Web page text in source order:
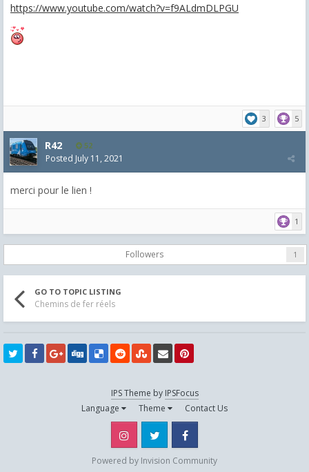
https://www.youtube.com/watch?v=f9ALdmDLPGU
3 5
R42 52
Posted July 11, 2021
merci pour le lien !
1
Followers 1
GO TO TOPIC LISTING
Chemins de fer réels
IPS Theme by IPSFocus
Language
Theme Contact Us
Instagram Twitter
Powered by Invision Community